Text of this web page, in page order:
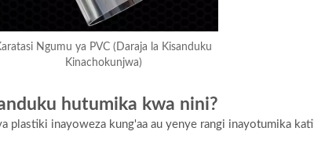
Ngumu ya PVC (Daraja la Kisanduku
Kinachokunjwa)
hutumika kwa nini?
plastiki inayoweza kung'aa au yenye rangi inayotumika